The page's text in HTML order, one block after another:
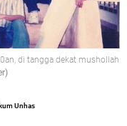
di tangga dekat mushollah
Unhas